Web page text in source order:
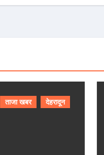
ताजा खबर देहरादून